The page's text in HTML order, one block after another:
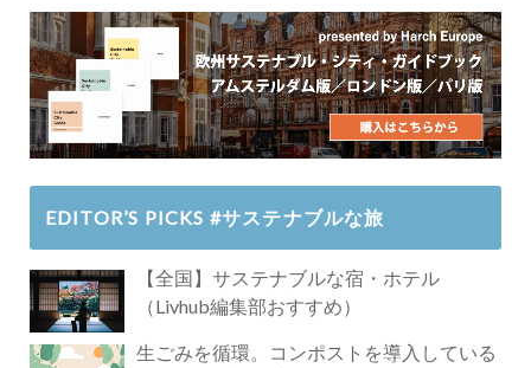
EDITOR’S PICKS #サステナブルな旅
【全国】サステナブルな宿・ホテル
（Livhub編集部おすすめ）
生ごみを循環。コンポストを導入している